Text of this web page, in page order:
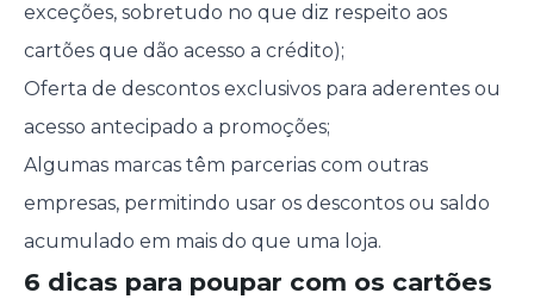
exceções, sobretudo no que diz respeito aos
cartões que dão acesso a crédito);
Oferta de descontos exclusivos para aderentes ou
acesso antecipado a promoções;
Algumas marcas têm parcerias com outras
empresas, permitindo usar os descontos ou saldo
acumulado em mais do que uma loja.
6 dicas para poupar com os cartões